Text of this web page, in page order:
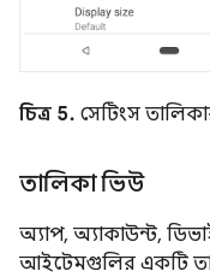
চিত্র 5. সেটিংস
তালিকা ভিউ
অ্যাপ, অ্যাকাউন্ট,
আইটেমগুলির একটি